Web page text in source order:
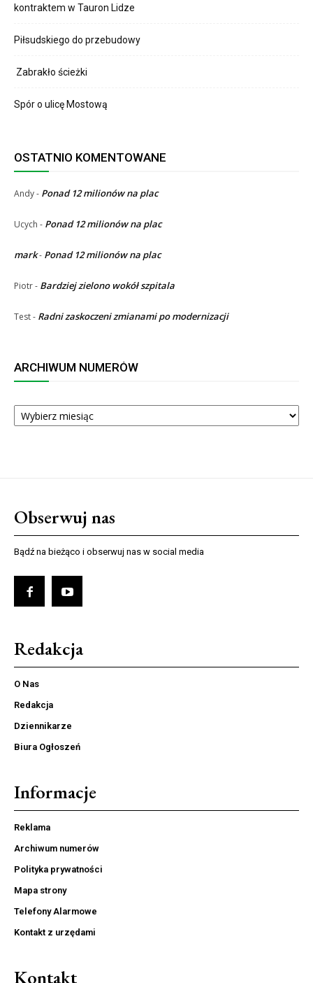
kontraktem w Tauron Lidze
Piłsudskiego do przebudowy
Zabrakło ścieżki
Spór o ulicę Mostową
OSTATNIO KOMENTOWANE
Andy- Ponad 12 milionów na plac
Ucych - Ponad 12 milionów na plac
mark- Ponad 12 milionów na plac
Piotr- Bardziej zielono wokół szpitala
Test- Radni zaskoczeni zmianami po modernizacji
ARCHIWUM NUMERÓW
ARCHIWUM
NUMERÓW
Obserwuj nas
Bądź na bieżąco i obserwuj nas w social media
Redakcja
O Nas
Redakcja
Dziennikarze
Biura Ogłoszeń
Informacje
Reklama
Archiwum numerów
Polityka prywatności
Mapa strony
Telefony Alarmowe
Kontakt z urzędami
Kontakt